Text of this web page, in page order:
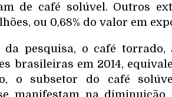
de café solúvel. Outros
ou 0,68% do valor em
pesquisa, o café torrado,
brasileiras em 2014,
o subsetor do café
manifestam na